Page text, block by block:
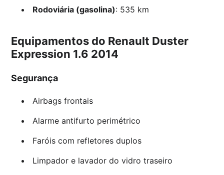
Rodoviária (gasolina): 535 km
Equipamentos do Renault Duster
Expression 1.6 2014
Segurança
Airbags frontais
Alarme antifurto perimétrico
Faróis com refletores duplos
Limpador e lavador do vidro traseiro